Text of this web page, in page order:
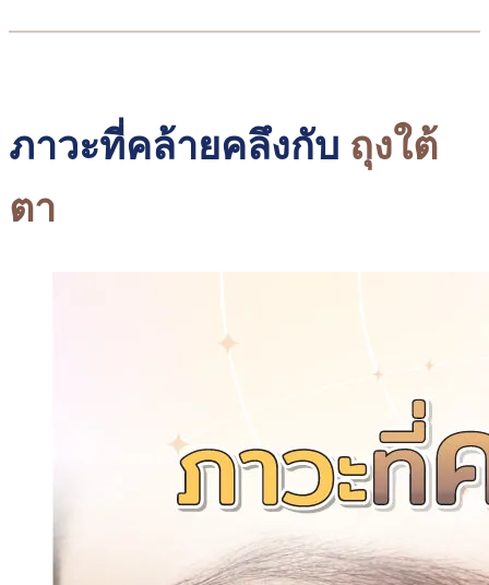
ภาวะที่คล้ายคลึงกับ ถุงใต้
ตา